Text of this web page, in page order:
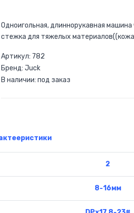
Одноигольная, длиннорукавная машина
стежка для тяжелых
Артикул: 782
Бренд: Juck
В наличии: под заказ
2
8-16мм